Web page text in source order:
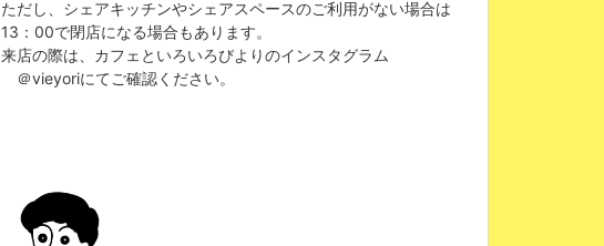
ただし、シェアキッチンやシェアスペースのご利用がない場合は
13：00で閉店になる場合もあります。
来店の際は、カフェといろいろびよりのインスタグラム
＠vieyoriにてご確認ください。